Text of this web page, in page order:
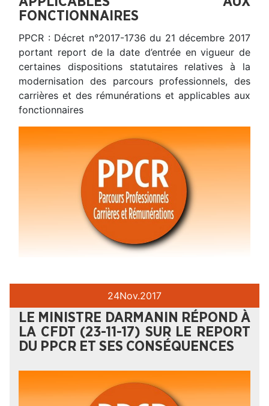
FONCTIONNAIRES
PPCR : Décret n°2017-1736 du 21 décembre 2017
portant report de la date d’entrée en vigueur de
certaines dispositions statutaires relatives à la
modernisation des parcours professionnels, des
carrières et des rémunérations et applicables aux
fonctionnaires
24Nov.2017
LE MINISTRE DARMANIN RÉPOND À
LA CFDT (23-11-17) SUR LE REPORT
DU PPCR ET SES CONSÉQUENCES